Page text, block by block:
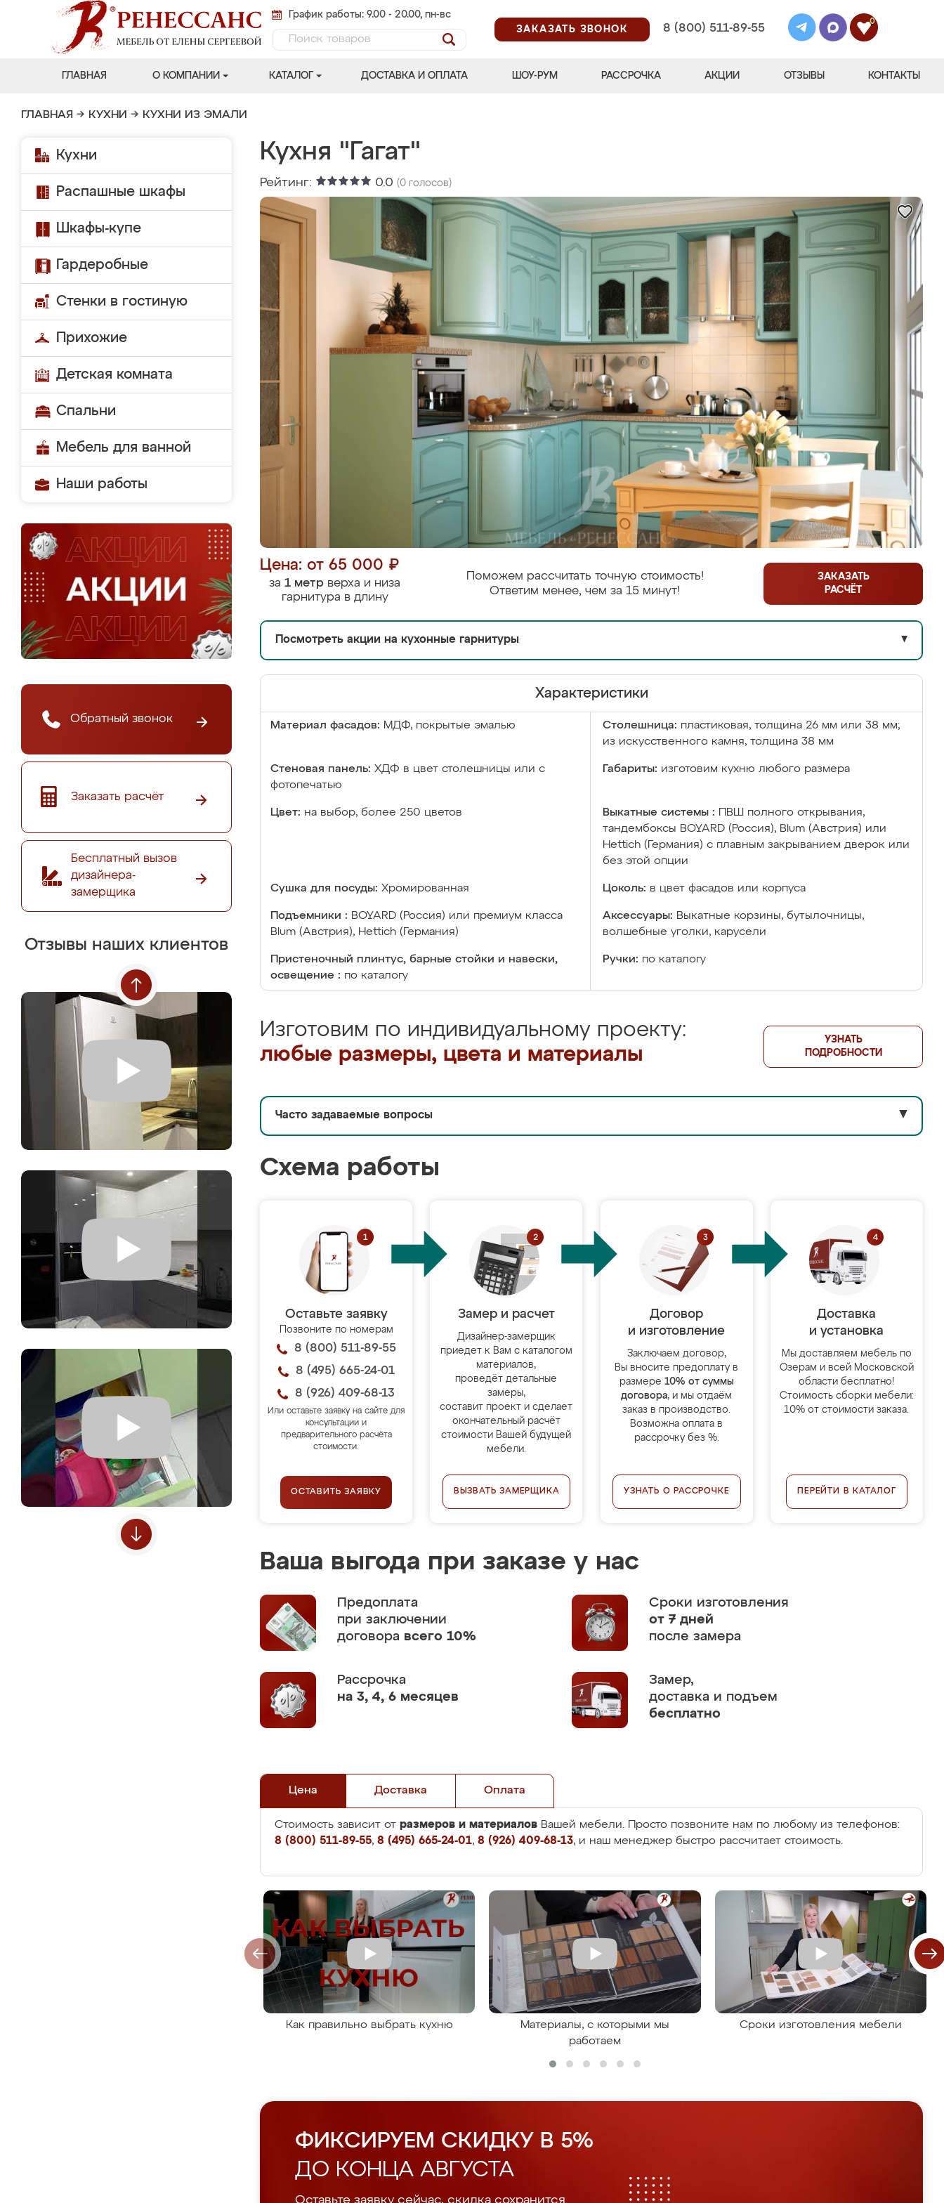
График работы: 9.00 - 20.00, пн-вс
ЗАКАЗАТЬ ЗВОНОК
8 (800) 511-89-55
0
ГЛАВНАЯ О КОМПАНИИ КАТАЛОГ ДОСТАВКА И ОПЛАТА ШОУ-РУМ РАССРОЧКА АКЦИИ ОТЗЫВЫ КОНТАКТЫ
ГЛАВНАЯ → КУХНИ → КУХНИ ИЗ ЭМАЛИ
Кухни
Распашные шкафы
Шкафы-купе
Гардеробные
Стенки в гостиную
Прихожие
Детская комната
Спальни
Мебель для ванной
Наши работы
Обратный звонок
Заказать расчёт
Бесплатный вызов
дизайнера-
замерщика
Отзывы наших клиентов
Кухня "Гагат"
Рейтинг: 0.0 (0 голосов)
Цена: от 65 000 ₽
за 1 метр верха и низа
гарнитура в длину
Поможем рассчитать точную стоимость!
Ответим менее, чем за 15 минут!
ЗАКАЗАТЬ
РАСЧЁТ
Посмотреть акции на кухонные гарнитуры ▼
Характеристики
Материал фасадов: МДФ, покрытые эмалью Столешница: пластиковая, толщина 26 мм или 38 мм;
из искусственного камня, толщина 38 мм
Стеновая панель: ХДФ в цвет столешницы или с
фотопечатью
Габариты: изготовим кухню любого размера
Цвет: на выбор, более 250 цветов Выкатные системы :
ПВШ полного открывания,
тандембоксы BOYARD (Россия), Blum (Австрия) или
Hettich (Германия) с плавным закрыванием дверок или
без этой опции
Сушка для посуды: Хромированная Цоколь: в цвет фасадов или корпуса
Подъемники : BOYARD (Россия) или премиум класса
Blum (Австрия), Hettich (Германия)
Аксессуары: Выкатные корзины, бутылочницы,
волшебные уголки, карусели
Пристеночный плинтус, барные стойки и навески,
освещение : по каталогу
Ручки: по каталогу
Изготовим по индивидуальному проекту:
любые размеры, цвета и материалы
УЗНАТЬ
ПОДРОБНОСТИ
Часто задаваемые вопросы ▼
Схема работы
Оставьте заявку
Позвоните по номерам
8 (800) 511-89-55
8 (495) 665-24-01
8 (926) 409-68-13
Или оставьте заявку на сайте для
консультации и
предварительного расчёта
стоимости.
ОСТАВИТЬ ЗАЯВКУ
Замер и расчет
Дизайнер-замерщик
приедет к Вам с каталогом
материалов,
проведёт детальные
замеры,
составит проект и сделает
окончательный расчёт
стоимости Вашей будущей
мебели.
ВЫЗВАТЬ ЗАМЕРЩИКА
Договор
и изготовление
Заключаем договор,
Вы вносите предоплату в
размере 10% от суммы
договора, и мы отдаём
заказ в производство.
Возможна оплата в
рассрочку без %.
УЗНАТЬ О РАССРОЧКЕ
Доставка
и установка
Мы доставляем мебель по
Озерам и всей Московской
области бесплатно!
Стоимость сборки мебели:
10% от стоимости заказа.
ПЕРЕЙТИ В КАТАЛОГ
Ваша выгода при заказе у нас
Предоплата
при заключении
договора всего 10%
Сроки изготовления
от 7 дней
после замера
Рассрочка
на 3, 4, 6 месяцев
Замер,
доставка и подъем
бесплатно
Цена Доставка Оплата
Стоимость зависит от размеров и материалов Вашей мебели. Просто позвоните нам по любому из телефонов:
8 (800) 511-89-55, 8 (495) 665-24-01, 8 (926) 409-68-13, и наш менеджер быстро рассчитает стоимость.
Как правильно выбрать кухню
Материалы, с которыми мы
работаем
Сроки изготовления мебели
ФИКСИРУЕМ СКИДКУ В 5%
ДО КОНЦА АВГУСТА
Оставьте заявку сейчас, скидка сохранится.